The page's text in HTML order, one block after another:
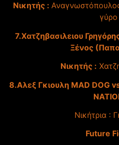
Νικητής :
γύρο
7.Χατζηβασιλειου
Ξένος
Νικητής :
8.Αλεξ Γκιουλη MAD DOG
Νικήτρια :
Future